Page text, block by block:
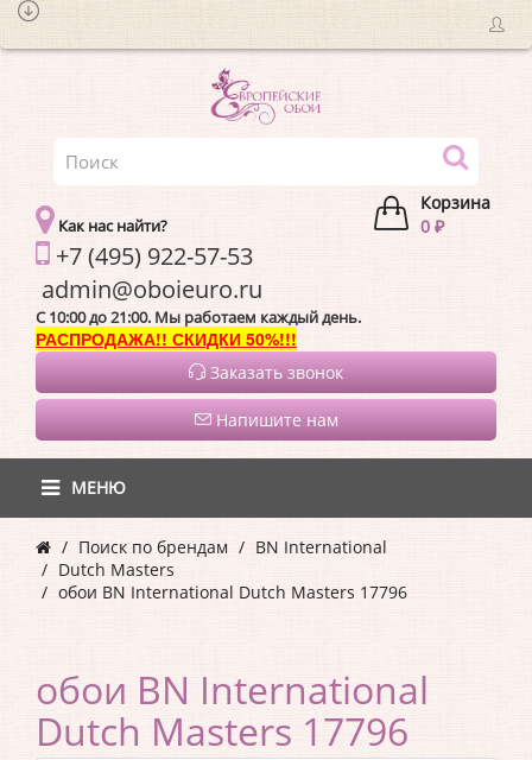
Корзина
0 ₽
Как нас найти?
+7 (495) 922-57-53
C 10:00 до 21:00. Мы работаем каждый день.
РАСПРОДАЖА!! СКИДКИ 50%!!!
Заказать звонок
Напишите нам
МЕНЮ
Поиск по брендам
BN International
Dutch Masters
обои BN International Dutch Masters 17796
обои BN International
Dutch Masters 17796